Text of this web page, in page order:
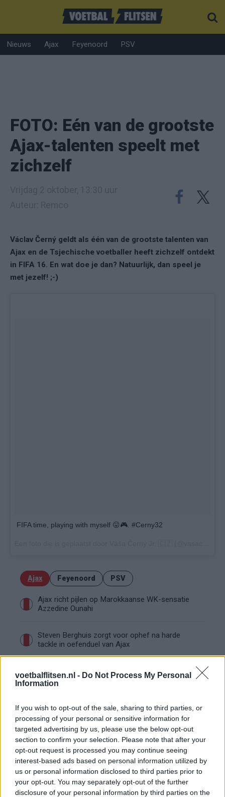
voetbalflitsen.nl - Do Not Process My Personal
Information
If you wish to opt-out of the sale, sharing to third parties, or
processing of your personal or sensitive information for
targeted advertising by us, please use the below opt-out
section to confirm your selection. Please note that after your
opt-out request is processed you may continue seeing
interest-based ads based on personal information utilized by
us or personal information disclosed to third parties prior to
your opt-out. You may separately opt-out of the further
disclosure of your personal information by third parties on the
Nieuws Ajax Feyenoord PSV
FOTO: Eén van de grootste
Ajax-talenten speelt met
zichzelf
Václav Černý geldt als één van de grootste talenten van
Ajax en de Tsjechische voetballer heeft zichzelf ontdekt
in FIFA 16. En wat doe je dan? Natuurlijk, dan speel je
met jezelf! ;-)
FIFA time, playing with myself 😛🎮. #Cerny32
Ajax Feyenoord PSV
Ajax richt pijlen op Marokkaanse WK-sensatie
Azzedine Ounahi
Steven Berghuis zorgt voor ophef na harde
tackle in oefenduel van Ajax
Dit houdt de transfer van Marc-André ter Stegen
naar Ajax nog tegen
De terugkeer van Daley Blind past in een groter
plan van Ajax
Kritiek op Engels van Míchel genuanceerd: ‘Ajax-
spelers snappen dat echt wel’
De eerste Míchel-dagen bij Ajax: Blind coacht,
Gloukh krijgt standje en Ceballos wordt gebeld